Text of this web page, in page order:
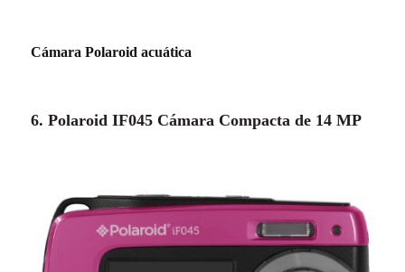
Cámara Polaroid acuática
6. Polaroid IF045 Cámara Compacta de 14 MP